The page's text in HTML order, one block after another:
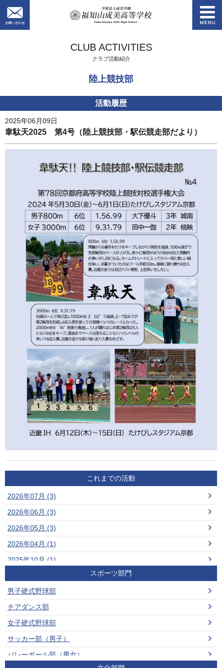
学校法人成美学
CLUB ACTIVITIES
クラブ活動紹介
陸上競技部
活動履歴
2025年06月09日
韋駄天2025 第4号（陸上競技部・駅伝競走部だより）
これまでの活動
2026年07月 (3)
2026年06月 (3)
2026年05月 (3)
2026年04月 (1)
2025年10月 (1)
2025年07月 (2)
2025年06月 (1)
2025年05月 (3)
2024年11月 (1)
2024年09月 (1)
スポーツ部門
男子硬式野球部
チアダンス部
女子硬式野球部
サッカー部（男子）
バレーボール部（男女）